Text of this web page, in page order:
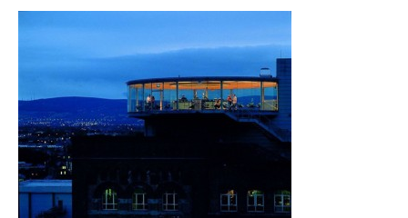
Alojamiento en
Irlanda
Blog dedicado a los que viven, estudian y trabajan en
Irlanda!